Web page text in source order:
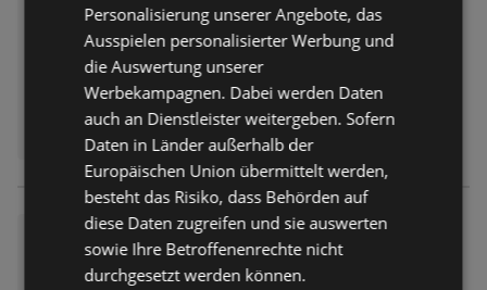
Aldi Süd: Wochenangebote
Prospekt
Personalisierung unserer Angebote, das
Ausspielen personalisierter Werbung und
die Auswertung unserer
Werbekampagnen. Dabei werden Daten
auch an Dienstleister weitergeben. Sofern
Daten in Länder außerhalb der
Europäischen Union übermittelt werden,
besteht das Risiko, dass Behörden auf
diese Daten zugreifen und sie auswerten
sowie Ihre Betroffenenrechte nicht
durchgesetzt werden können.